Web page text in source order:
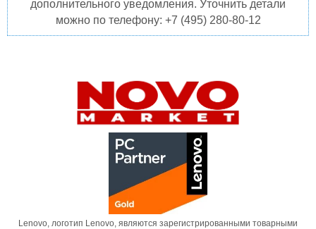
дополнительного уведомления. Уточнить детали
можно по телефону: +7 (495) 280-80-12
Lenovo, логотип Lenovo, являются зарегистрированными товарными